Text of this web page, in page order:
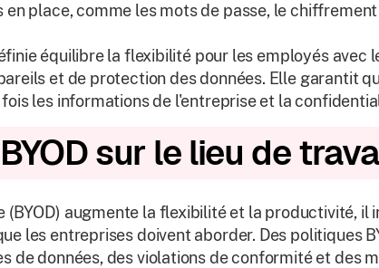
place, comme les mots de passe, le
équilibre la flexibilité pour les employés avec
et de protection des données. Elle garantit
les informations de l'entreprise et la
sur le lieu de
(BYOD) augmente la flexibilité et la productivité,
les entreprises doivent aborder. Des politiques
de données, des violations de conformité et des